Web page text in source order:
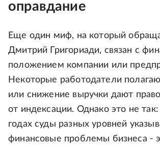
оправдание
Еще один миф, на который
Дмитрий Григориади, связан с
положением компании или
Некоторые работодатели
или снижение выручки дают право
от индексации. Однако это не
годах суды разных уровней
финансовые проблемы бизнеса -